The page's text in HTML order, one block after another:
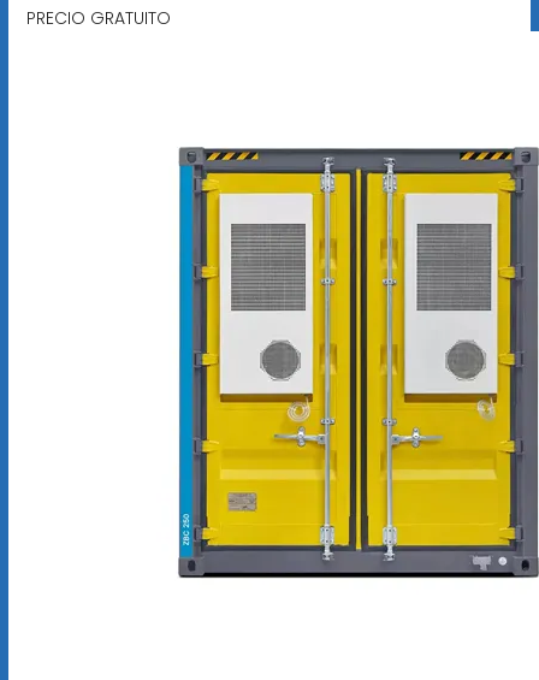
PRECIO GRATUITO